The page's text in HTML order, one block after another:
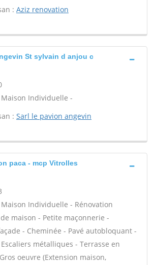
: Aziz renovation
St sylvain d anjou c
Individuelle -
: Sarl le pavion angevin
paca - mcp Vitrolles
Individuelle - Rénovation
maison - Petite maçonnerie -
- Cheminée - Pavé autobloquant -
métalliques - Terrasse en
oeuvre (Extension maison,